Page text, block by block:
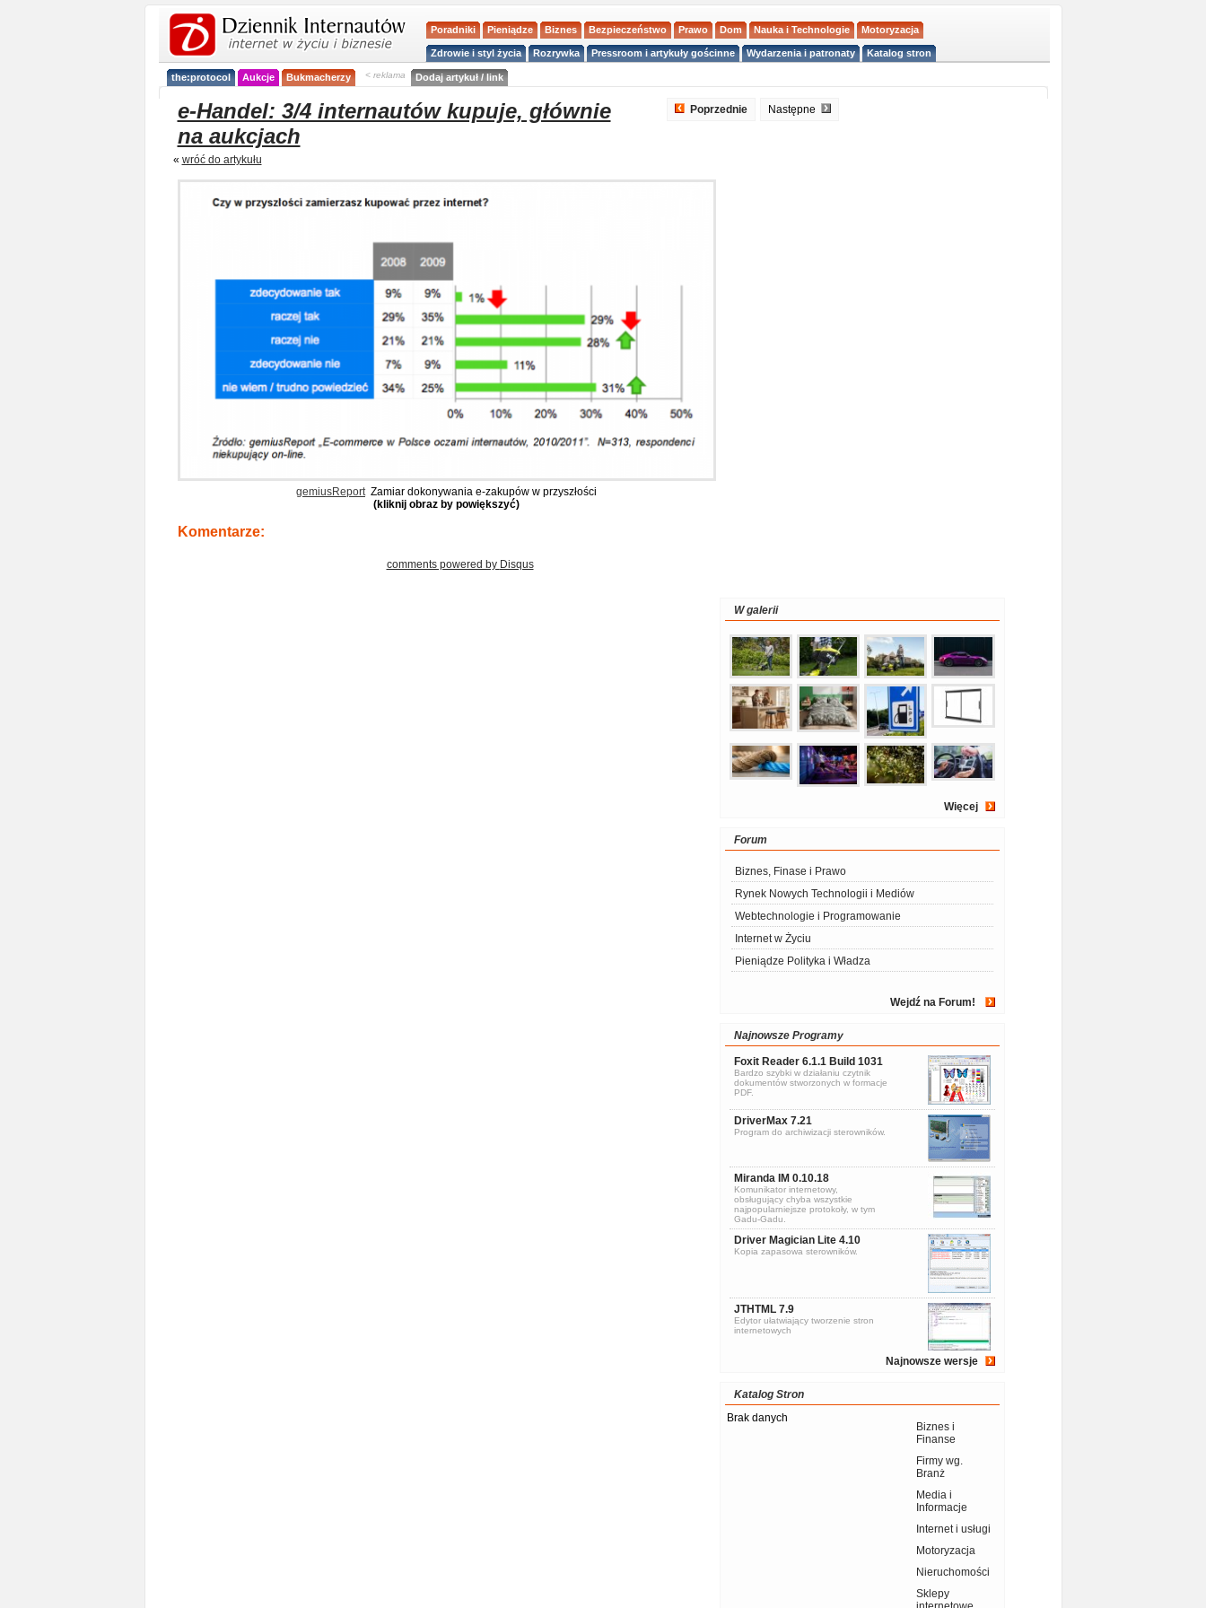
Poradniki Pieniądze Biznes Bezpieczeństwo Prawo Dom Nauka i Technologie Motoryzacja
Zdrowie i styl życia Rozrywka Pressroom i artykuły gościnne Wydarzenia i patronaty Katalog stron
the:protocol Aukcje Bukmacherzy < reklama Dodaj artykuł / link
e-Handel: 3/4 internautów kupuje, głównie
na aukcjach
« wróć do artykułu
Poprzednie Następne
gemiusReport Zamiar dokonywania e-zakupów w przyszłości
(kliknij obraz by powiększyć)
Komentarze:
comments powered by Disqus
W galerii
Więcej
Forum
Biznes, Finase i Prawo
Rynek Nowych Technologii i Mediów
Webtechnologie i Programowanie
Internet w Życiu
Pieniądze Polityka i Władza
Wejdź na Forum!
Najnowsze Programy
Foxit Reader 6.1.1 Build 1031
Bardzo szybki w działaniu czytnik
dokumentów stworzonych w formacje
PDF.
DriverMax 7.21
Program do archiwizacji sterowników.
Miranda IM 0.10.18
Komunikator internetowy,
obsługujący chyba wszystkie
najpopularniejsze protokoły, w tym
Gadu-Gadu.
Driver Magician Lite 4.10
Kopia zapasowa sterowników.
JTHTML 7.9
Edytor ułatwiający tworzenie stron
internetowych
Najnowsze wersje
Katalog Stron
Brak danych
Biznes i
Finanse
Firmy wg.
Branż
Media i
Informacje
Internet i usługi
Motoryzacja
Nieruchomości
Sklepy